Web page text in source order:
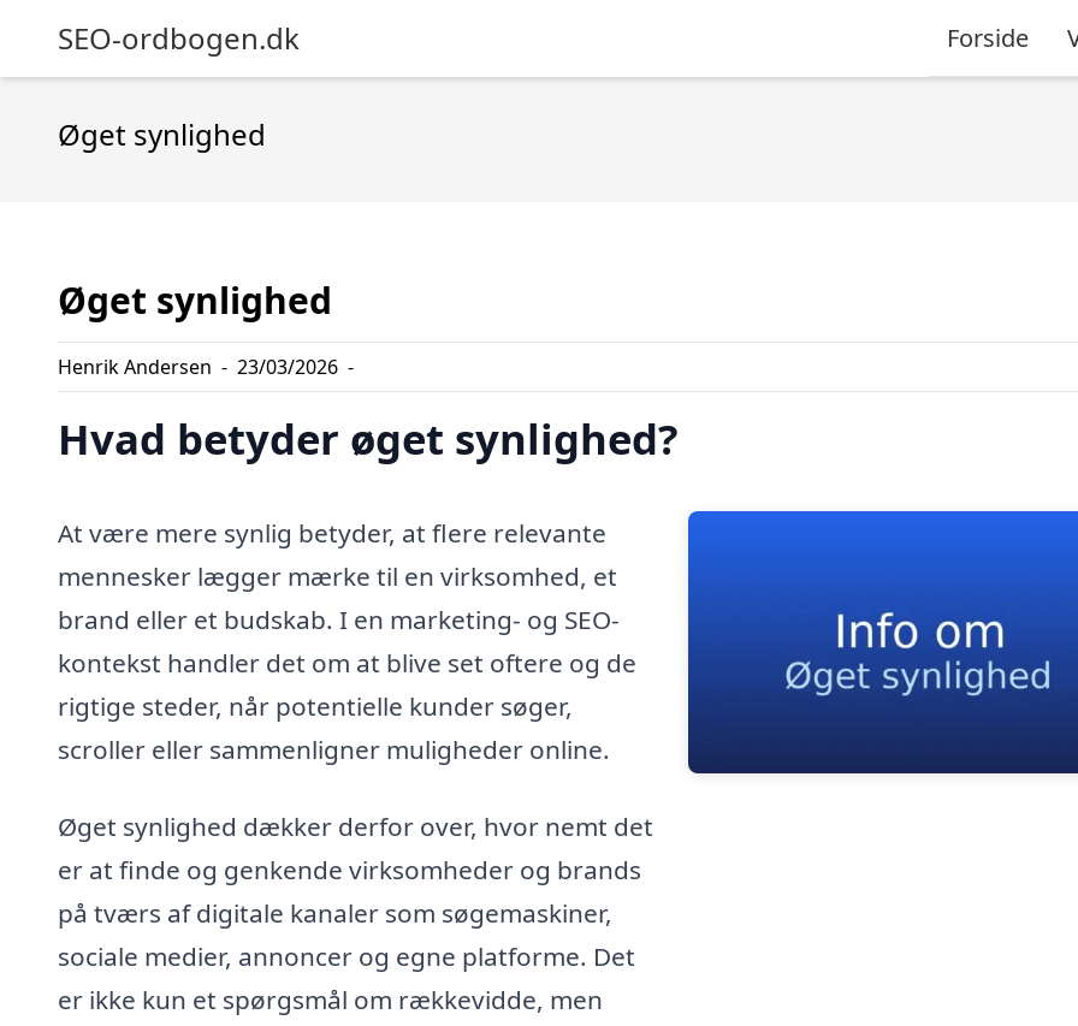
SEO-ordbogen.dk Forside
Øget synlighed
Øget synlighed
Henrik Andersen - 23/03/2026 -
Hvad betyder øget synlighed?
At være mere synlig betyder, at flere relevante
mennesker lægger mærke til en virksomhed, et
brand eller et budskab. I en marketing- og SEO-
kontekst handler det om at blive set oftere og de
rigtige steder, når potentielle kunder søger,
scroller eller sammenligner muligheder online.
Øget synlighed dækker derfor over, hvor nemt det
er at finde og genkende virksomheder og brands
på tværs af digitale kanaler som søgemaskiner,
sociale medier, annoncer og egne platforme. Det
er ikke kun et spørgsmål om rækkevidde, men